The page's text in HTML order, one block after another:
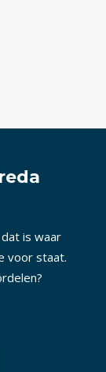
is waar
voor staat.